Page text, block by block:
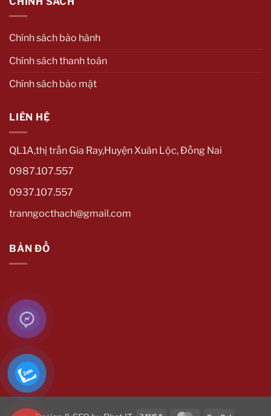
Chính sách bảo hành
Chính sách thanh toán
Chính sách bảo mật
LIÊN HỆ
QL1A,thị trấn Gia Ray,Huyện Xuân Lộc, Đồng Nai
0987.107.557
0937.107.557
tranngocthach@gmail.com
BẢN ĐỒ